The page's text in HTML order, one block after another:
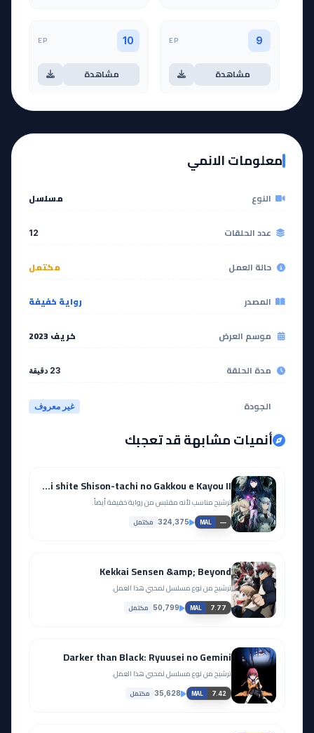
9
EP
مشاهدة
10
EP
مشاهدة
مشاهدة
آخر حلقة 🔥
12
EP
معلومات الانمي
النوع مسلسل
عدد الحلقات 12
حالة العمل مكتمل
المصدر رواية خفيفة
موسم العرض خريف 2023
مدة الحلقة 23 دقيقة
الجودة غير معروف
أنميات مشابهة قد تعجبك
Maou Gakuin no Futekigousha: Shijou Saikyou no Maou no Shiso, Tensei shite Shison-tachi no Gakkou e Kayou II
ترشيح مناسب لأنه مقتبس من رواية خفيفة أيضاً.
MAL —
324,375 مكتمل
Kekkai Sensen &amp; Beyond
ترشيح من نوع مسلسل لمحبي هذا العمل.
MAL 7.77
50,799 مكتمل
Darker than Black: Ryuusei no Gemini
ترشيح من نوع مسلسل لمحبي هذا العمل.
MAL 7.42
35,628 مكتمل